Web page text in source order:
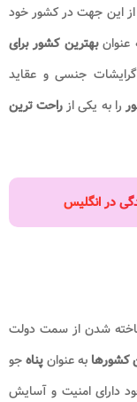
از این جهت در کشور خود
عنوانبهترین کشور برای
جنسی و عقاید
را به یکی ازراحت ترین
در انگلیس
شدن از سمت دولت
کشورها به عنوانپناهجو
دارای امنیت و آسایش